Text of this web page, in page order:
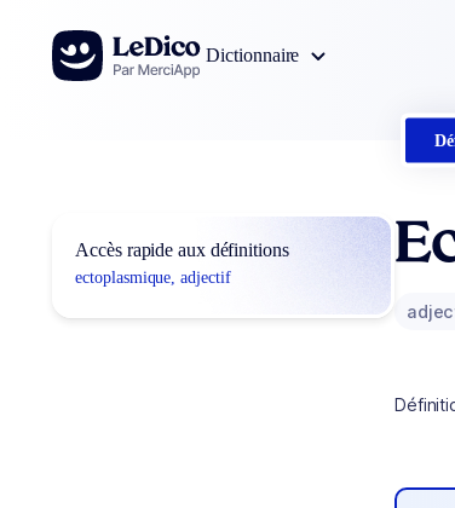
Aller au contenu
Dictionnaire
Accès rapide aux définitions
ectoplasmique, adjectif